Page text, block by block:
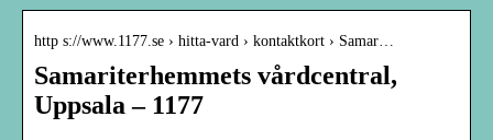
http s://www.1177.se › hitta-vard › kontaktkort › Samar…
Samariterhemmets vårdcentral,
Uppsala – 1177